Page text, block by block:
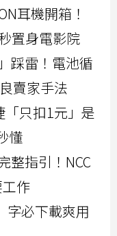
耳機開箱！
置身電影院
踩雷！電池循
賣家手法
「只扣1元」是
懂
整指引！NCC
作
字必下載爽用